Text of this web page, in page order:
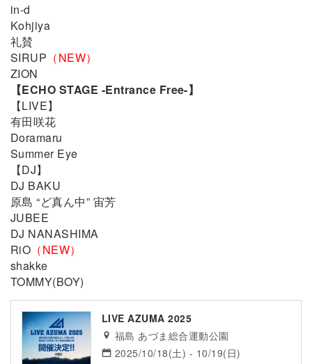
in-d
Kohjiya
礼賛
SIRUP （NEW）
ZION
【ECHO STAGE -Entrance Free-】
【LIVE】
有田咲花
Doramaru
Summer Eye
【DJ】
DJ BAKU
原島 “ど真ん中” 宙芳
JUBEE
DJ NANASHIMA
RiO （NEW）
shakke
TOMMY(BOY)
LIVE AZUMA 2025
福島 あづま総合運動公園
2025/10/18(土) - 10/19(日)